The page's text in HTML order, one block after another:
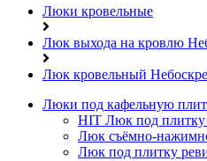
Люки кровельные
Люк выхода на кровлю
Люк кровельный
Люки под кафельную
HIT Люк под
Люк съёмно-
Люк под плитку